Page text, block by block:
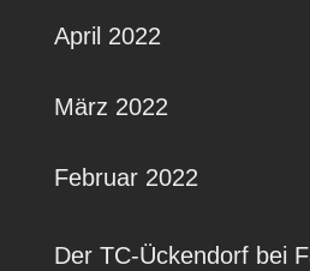
April 2022
März 2022
Februar 2022
Der TC-Ückendorf bei